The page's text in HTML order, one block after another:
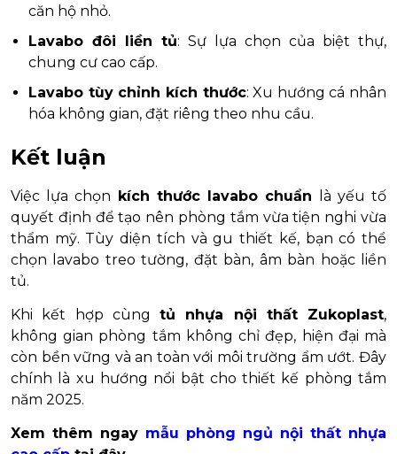
căn hộ nhỏ.
Lavabo đôi liền tủ: Sự lựa chọn của biệt thự,
chung cư cao cấp.
Lavabo tùy chỉnh kích thước: Xu hướng cá nhân
hóa không gian, đặt riêng theo nhu cầu.
Kết luận
Việc lựa chọn kích thước lavabo chuẩn là yếu tố
quyết định để tạo nên phòng tắm vừa tiện nghi vừa
thẩm mỹ. Tùy diện tích và gu thiết kế, bạn có thể
chọn lavabo treo tường, đặt bàn, âm bàn hoặc liền
tủ.
Khi kết hợp cùng tủ nhựa nội thất Zukoplast,
không gian phòng tắm không chỉ đẹp, hiện đại mà
còn bền vững và an toàn với môi trường ẩm ướt. Đây
chính là xu hướng nổi bật cho thiết kế phòng tắm
năm 2025.
Xem thêm ngay mẫu phòng ngủ nội thất nhựa